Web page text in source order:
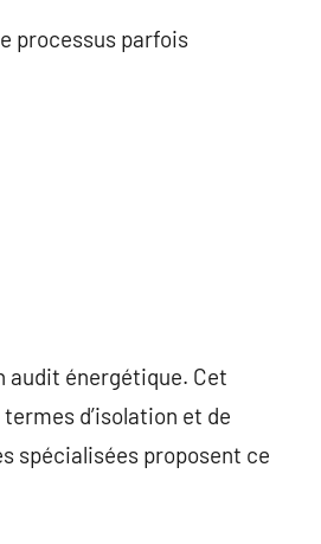
processus parfois
audit énergétique. Cet
d’isolation et de
spécialisées proposent ce